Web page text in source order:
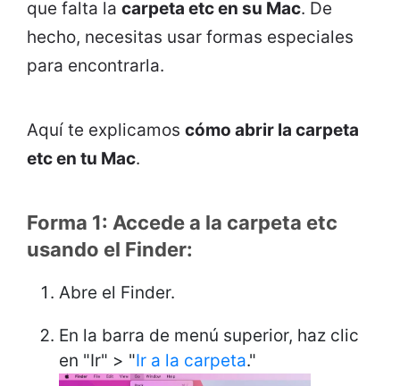
que falta la carpeta etc en su Mac. De
hecho, necesitas usar formas especiales
para encontrarla.
Aquí te explicamos cómo abrir la carpeta
etc en tu Mac.
Forma 1: Accede a la carpeta etc
usando el Finder:
Abre el Finder.
En la barra de menú superior, haz clic
en "Ir" > "Ir a la carpeta."